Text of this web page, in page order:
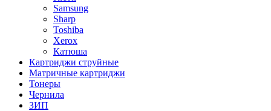
Samsung
Sharp
Toshiba
Xerox
Катюша
Картриджи струйные
Матричные картриджи
Тонеры
Чернила
ЗИП